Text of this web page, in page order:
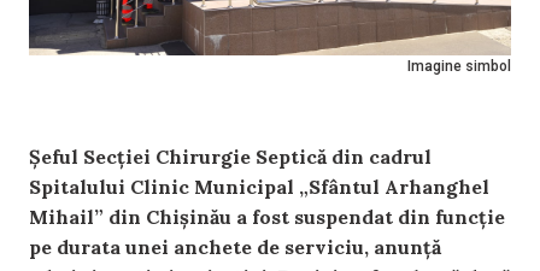
Imagine simbol
Șeful Secției Chirurgie Septică din cadrul
Spitalului Clinic Municipal „Sfântul Arhanghel
Mihail” din Chișinău a fost suspendat din funcție
pe durata unei anchete de serviciu, anunță